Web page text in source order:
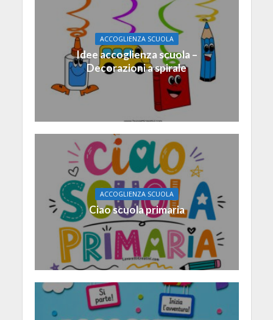
ACCOGLIENZA SCUOLA
Idee accoglienza scuola –
Decorazioni a spirale
ACCOGLIENZA SCUOLA
Ciao scuola primaria